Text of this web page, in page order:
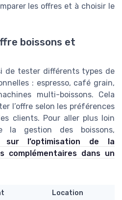
les offres et à choisir le
boissons et
de tester différents types de
: espresso, café grain,
multi-boissons. Cela
l’offre selon les préférences
clients. Pour aller plus loin
la gestion des boissons,
sur l’optimisation de la
complémentaires dans un
Location